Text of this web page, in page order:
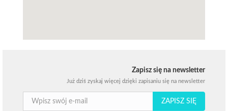
Zapisz się na newsletter
Już dziś zyskaj więcej dzięki zapisaniu się na newsletter
ZAPISZ SIĘ